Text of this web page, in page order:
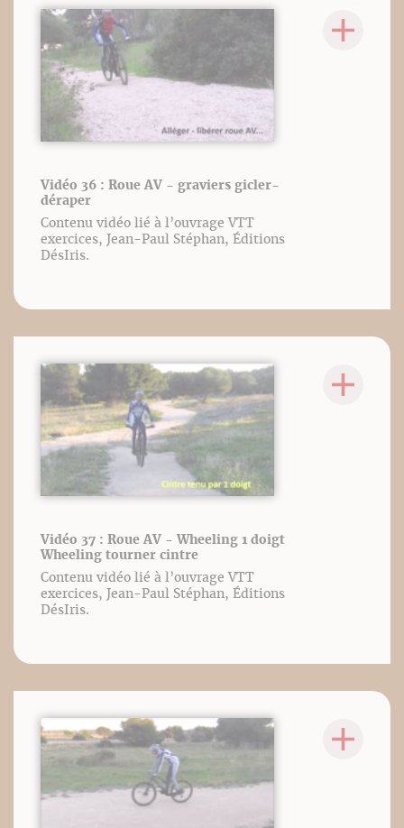
Vidéo 36 : Roue AV - graviers gicler-
déraper
Contenu vidéo lié à l’ouvrage VTT
exercices, Jean-Paul Stéphan, Éditions
DésIris.
Vidéo 37 : Roue AV - Wheeling 1 doigt
Wheeling tourner cintre
Contenu vidéo lié à l’ouvrage VTT
exercices, Jean-Paul Stéphan, Éditions
DésIris.